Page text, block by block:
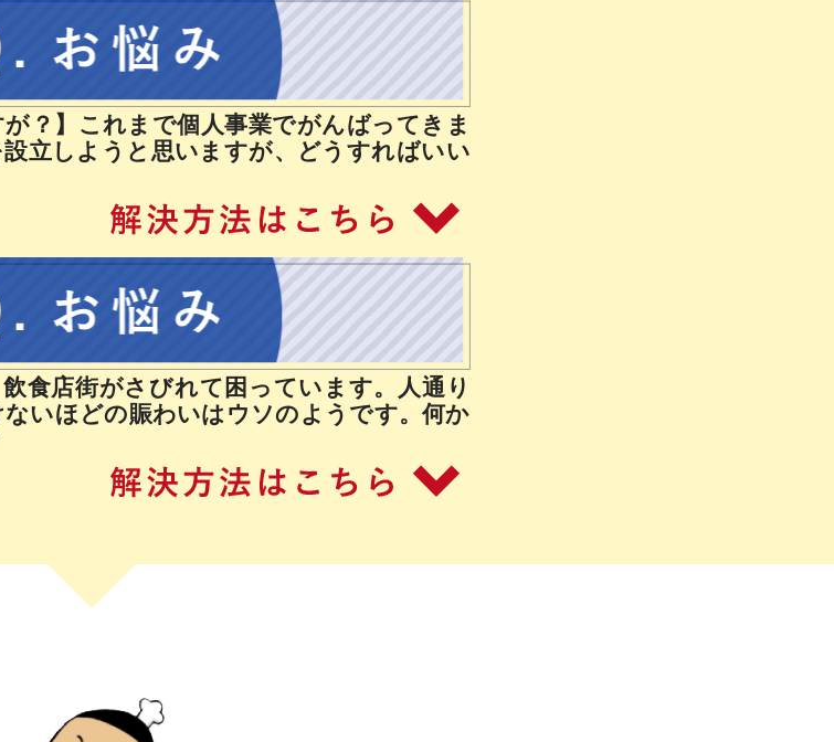
が？】これまで個人事業でがんばってきま
立しようと思いますが、どうすればいい
飲食店街がさびれて困っています。人通り
いほどの賑わいはウソのようです。何か